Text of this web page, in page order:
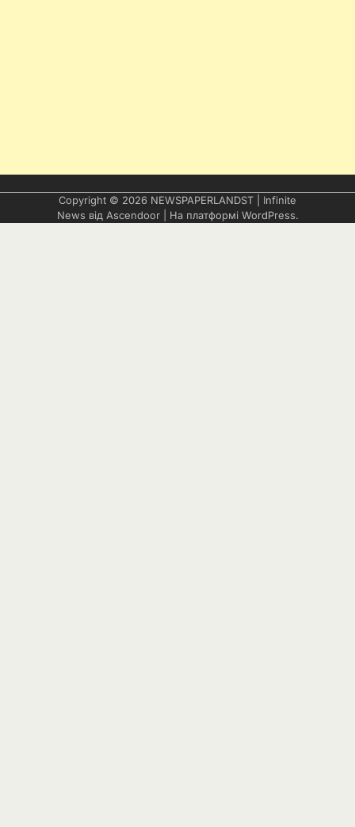
Copyright © 2026 NEWSPAPERLANDST | Infinite
News від Ascendoor| На платформі WordPress.